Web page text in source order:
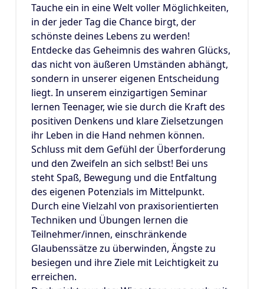
Tauche ein in eine Welt voller Möglichkeiten,
in der jeder Tag die Chance birgt, der
schönste deines Lebens zu werden!
Entdecke das Geheimnis des wahren Glücks,
das nicht von äußeren Umständen abhängt,
sondern in unserer eigenen Entscheidung
liegt. In unserem einzigartigen Seminar
lernen Teenager, wie sie durch die Kraft des
positiven Denkens und klare Zielsetzungen
ihr Leben in die Hand nehmen können.
Schluss mit dem Gefühl der Überforderung
und den Zweifeln an sich selbst! Bei uns
steht Spaß, Bewegung und die Entfaltung
des eigenen Potenzials im Mittelpunkt.
Durch eine Vielzahl von praxisorientierten
Techniken und Übungen lernen die
Teilnehmer/innen, einschränkende
Glaubenssätze zu überwinden, Ängste zu
besiegen und ihre Ziele mit Leichtigkeit zu
erreichen.